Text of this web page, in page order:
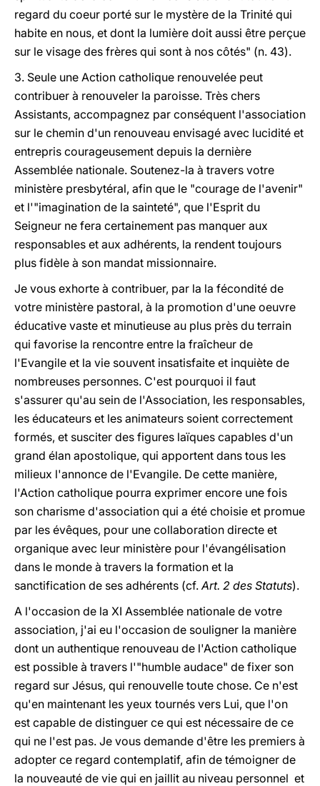
regard du coeur porté sur le mystère de la Trinité qui
habite en nous, et dont la lumière doit aussi être perçue
sur le visage des frères qui sont à nos côtés" (n. 43).
3. Seule une Action catholique renouvelée peut
contribuer à renouveler la paroisse. Très chers
Assistants, accompagnez par conséquent l'association
sur le chemin d'un renouveau envisagé avec lucidité et
entrepris courageusement depuis la dernière
Assemblée nationale. Soutenez-la à travers votre
ministère presbytéral, afin que le "courage de l'avenir"
et l'"imagination de la sainteté", que l'Esprit du
Seigneur ne fera certainement pas manquer aux
responsables et aux adhérents, la rendent toujours
plus fidèle à son mandat missionnaire.
Je vous exhorte à contribuer, par la la fécondité de
votre ministère pastoral, à la promotion d'une oeuvre
éducative vaste et minutieuse au plus près du terrain
qui favorise la rencontre entre la fraîcheur de
l'Evangile et la vie souvent insatisfaite et inquiète de
nombreuses personnes. C'est pourquoi il faut
s'assurer qu'au sein de l'Association, les responsables,
les éducateurs et les animateurs soient correctement
formés, et susciter des figures laïques capables d'un
grand élan apostolique, qui apportent dans tous les
milieux l'annonce de l'Evangile. De cette manière,
l'Action catholique pourra exprimer encore une fois
son charisme d'association qui a été choisie et promue
par les évêques, pour une collaboration directe et
organique avec leur ministère pour l'évangélisation
dans le monde à travers la formation et la
sanctification de ses adhérents (cf.Art. 2 des Statuts).
A l'occasion de la XI Assemblée nationale de votre
association, j'ai eu l'occasion de souligner la manière
dont un authentique renouveau de l'Action catholique
est possible à travers l'"humble audace" de fixer son
regard sur Jésus, qui renouvelle toute chose. Ce n'est
qu'en maintenant les yeux tournés vers Lui, que l'on
est capable de distinguer ce qui est nécessaire de ce
qui ne l'est pas. Je vous demande d'être les premiers à
adopter ce regard contemplatif, afin de témoigner de
la nouveauté de vie qui en jaillit au niveau personnel et